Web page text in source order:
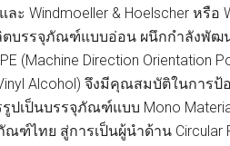
Windmoeller & Hoelscher หรือ
ตบรรจุภัณฑ์แบบอ่อน ผนึกกำลังพั
(Machine Direction Orientation
Alcohol) จึงมีคุณสมบัติในการป้
ปเป็นบรรจุภัณฑ์แบบ Mono
ไทย สู่การเป็นผู้นำด้าน Circular